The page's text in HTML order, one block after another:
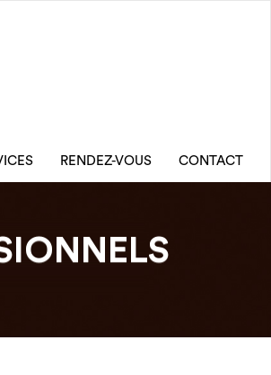
RENDEZ-VOUS CONTACT